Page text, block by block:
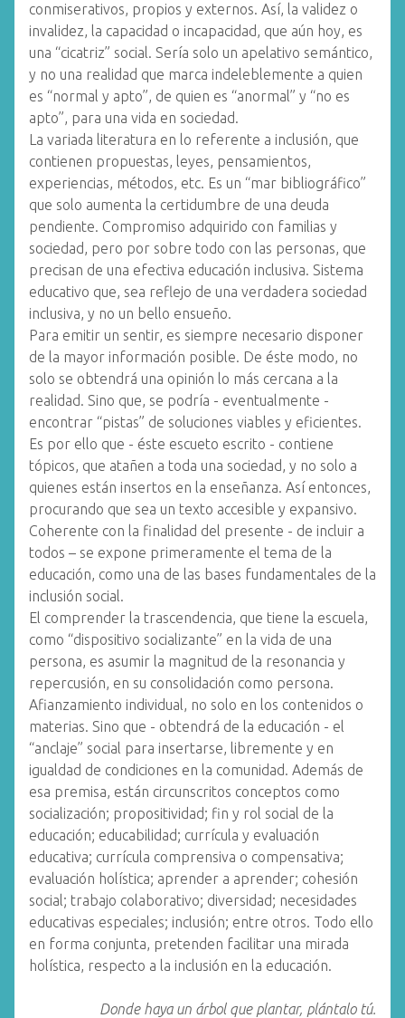
conmiserativos, propios y externos. Así, la validez o
invalidez, la capacidad o incapacidad, que aún hoy, es
una “cicatriz” social. Sería solo un apelativo semántico,
y no una realidad que marca indeleblemente a quien
es “normal y apto”, de quien es “anormal” y “no es
apto”, para una vida en sociedad.
La variada literatura en lo referente a inclusión, que
contienen propuestas, leyes, pensamientos,
experiencias, métodos, etc. Es un “mar bibliográfico”
que solo aumenta la certidumbre de una deuda
pendiente. Compromiso adquirido con familias y
sociedad, pero por sobre todo con las personas, que
precisan de una efectiva educación inclusiva. Sistema
educativo que, sea reflejo de una verdadera sociedad
inclusiva, y no un bello ensueño.
Para emitir un sentir, es siempre necesario disponer
de la mayor información posible. De éste modo, no
solo se obtendrá una opinión lo más cercana a la
realidad. Sino que, se podría - eventualmente -
encontrar “pistas” de soluciones viables y eficientes.
Es por ello que - éste escueto escrito - contiene
tópicos, que atañen a toda una sociedad, y no solo a
quienes están insertos en la enseñanza. Así entonces,
procurando que sea un texto accesible y expansivo.
Coherente con la finalidad del presente - de incluir a
todos – se expone primeramente el tema de la
educación, como una de las bases fundamentales de la
inclusión social.
El comprender la trascendencia, que tiene la escuela,
como “dispositivo socializante” en la vida de una
persona, es asumir la magnitud de la resonancia y
repercusión, en su consolidación como persona.
Afianzamiento individual, no solo en los contenidos o
materias. Sino que - obtendrá de la educación - el
“anclaje” social para insertarse, libremente y en
igualdad de condiciones en la comunidad. Además de
esa premisa, están circunscritos conceptos como
socialización; propositividad; fin y rol social de la
educación; educabilidad; currícula y evaluación
educativa; currícula comprensiva o compensativa;
evaluación holística; aprender a aprender; cohesión
social; trabajo colaborativo; diversidad; necesidades
educativas especiales; inclusión; entre otros. Todo ello
en forma conjunta, pretenden facilitar una mirada
holística, respecto a la inclusión en la educación.
Donde haya un árbol que plantar, plántalo tú.